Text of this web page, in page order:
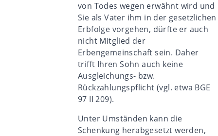
von Todes wegen erwähnt wird und
Sie als Vater ihm in der gesetzlichen
Erbfolge vorgehen, dürfte er auch
nicht Mitglied der
Erbengemeinschaft sein. Daher
trifft Ihren Sohn auch keine
Ausgleichungs- bzw.
Rückzahlungspflicht (vgl. etwa BGE
97 II 209).
Unter Umständen kann die
Schenkung herabgesetzt werden,